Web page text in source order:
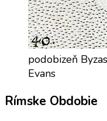
podobizeň
Evans
Rímske Obdobie